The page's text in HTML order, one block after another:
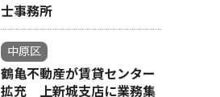
士事務所
中原区
鶴亀不動産が賃貸センター
拡充 上新城支店に業務集